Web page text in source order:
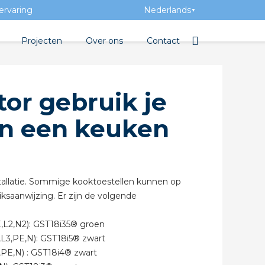
gebruik je
een keuken
Sommige kooktoestellen kunnen op
Er zijn de volgende
GST18i35® groen
GST18i5® zwart
: GST18i4® zwart
Nederlands ▼
Academy
Projecten Over ons
Geschiedenis
Toegevoegde waarde
Evenementen
Contact